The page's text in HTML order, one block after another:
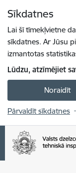
Sīkdatnes
Lai šī tīmekļvietne
sīkdatnes. Ar Jūsu
izmantotas
Lūdzu, atzīmējiet
Noraidīt
Pārvaldīt sīkdatnes